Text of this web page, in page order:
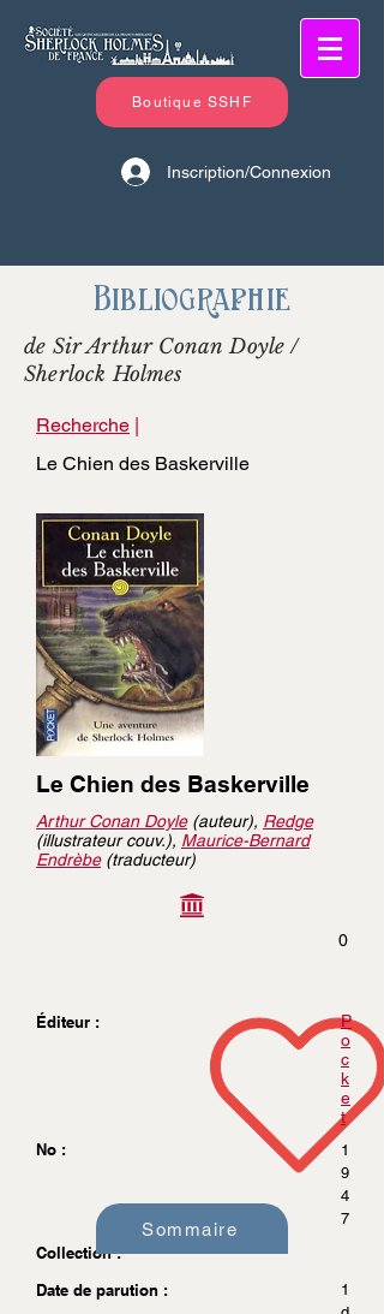
Boutique SSHF
Inscription/Connexion
Bibliographie
de Sir Arthur Conan Doyle /
Sherlock Holmes
Recherche |
Le Chien des Baskerville
Le Chien des Baskerville
Arthur Conan Doyle(auteur), Redge
(illustrateur couv.), Maurice-Bernard
Endrèbe(traducteur)
0
Éditeur :
P
o
c
k
e
t
No :
1
9
4
7
Collection :
Date de parution :
1
Sommaire